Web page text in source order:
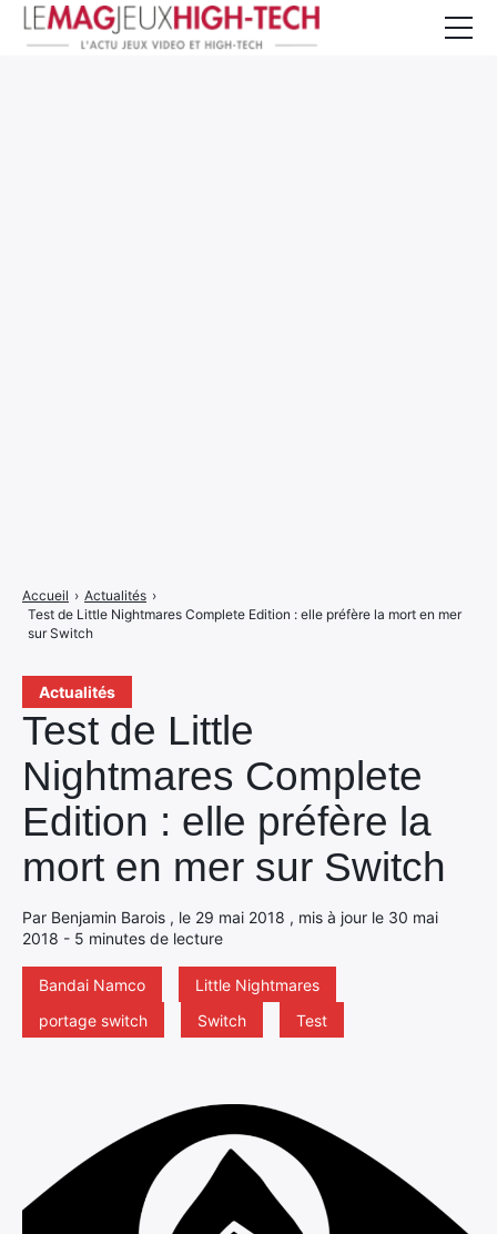
Actualités
Test de Little
Nightmares Complete
Edition : elle préfère la
mort en mer sur Switch
Par Benjamin Barois , le 29 mai 2018 , mis à jour le 30 mai
2018 - 5 minutes de lecture
Bandai Namco
Little Nightmares
portage switch
Switch Test
Accueil › Actualités ›
Test de Little Nightmares Complete Edition : elle préfère la mort en mer
sur Switch